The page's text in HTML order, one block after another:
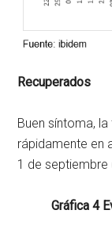
Recuperados
Buen síntoma,
rápidamente en
1 de septiembre
Gráfica 4